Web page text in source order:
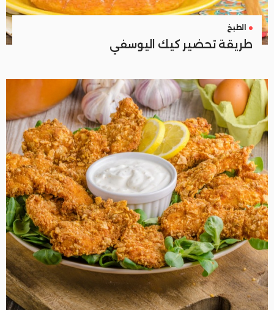
الطبخ
طريقة تحضير كيك اليوسفي